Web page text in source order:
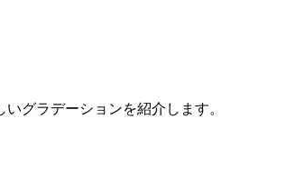
グラデーションを紹介します。